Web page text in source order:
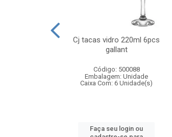
Cj tacas vidro 220ml 6pcs
gallant
Código: 500088
Embalagem: Unidade
Caixa Com: 6 Unidade(s)
Faça seu login ou